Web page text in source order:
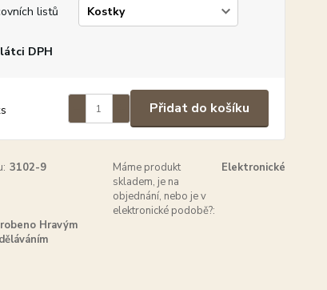
listů
DPH
Přidat do košíku
3102-9
Máme produkt
skladem, je na
objednání, nebo je v
elektronické podobě?:
Elektronické
Hravým